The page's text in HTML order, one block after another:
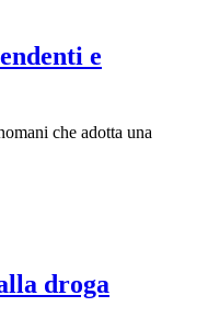
e
che adotta una
droga